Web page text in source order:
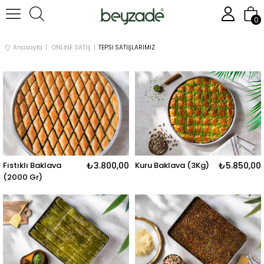
0
Anasayfa ONLİNE SATIŞ TEPSİ SATIŞLARIMIZ
Fıstıklı Baklava
(2000 Gr)
₺3.800,00 Kuru Baklava (3Kg) ₺5.850,00